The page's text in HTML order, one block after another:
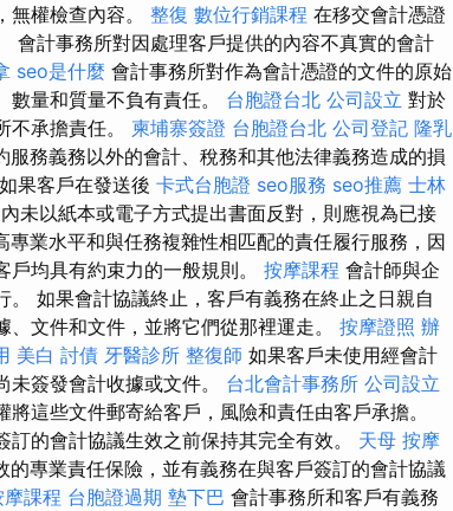
無權檢查內容。 整復 數位行銷課程 在移交會計憑證
會計事務所對因處理客戶提供的內容不真實的會計
seo是什麼 會計事務所對作為會計憑證的文件的原始
量和質量不負有責任。 台胞證台北 公司設立 對於
不承擔責任。 柬埔寨簽證 台胞證台北 公司登記 隆乳
服務義務以外的會計、稅務和其他法律義務造成的損
果客戶在發送後 卡式台胞證 seo服務 seo推薦 士林
未以紙本或電子方式提出書面反對，則應視為已接
專業水平和與任務複雜性相匹配的責任履行服務，因
均具有約束力的一般規則。 按摩課程 會計師與企
如果會計協議終止，客戶有義務在終止之日親自
文件和文件，並將它們從那裡運走。 按摩證照 辦
美白 討債 牙醫診所 整復師 如果客戶未使用經會計
簽發會計收據或文件。 台北會計事務所 公司設立
這些文件郵寄給客戶，風險和責任由客戶承擔。
的會計協議生效之前保持其完全有效。 天母 按摩
的專業責任保險，並有義務在與客戶簽訂的會計協議
課程 台胞證過期 墊下巴 會計事務所和客戶有義務